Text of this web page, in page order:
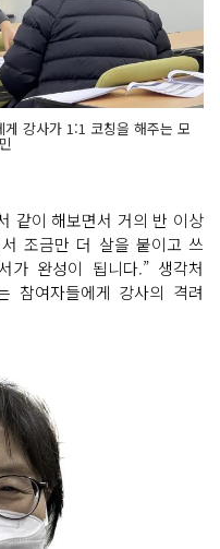
강사가 1:1 코칭을 해주는 모
같이 해보면서 거의 반 이상
조금만 더 살을 붙이고 쓰
가 완성이 됩니다.” 생각처
참여자들에게 강사의 격려